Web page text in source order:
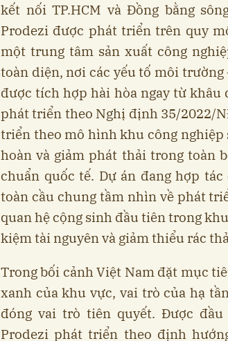
kết nối TP.HCM và Đồng bằng
Prodezi được phát triển trên quy
một trung tâm sản xuất công
toàn diện, nơi các yếu tố môi
được tích hợp hài hòa ngay từ khâu
phát triển theo Nghị định 35/2022/
triển theo mô hình khu công
hoàn và giảm phát thải trong toàn
chuẩn quốc tế. Dự án đang hợp
toàn cầu chung tầm nhìn về phát
quan hệ cộng sinh đầu tiên trong
kiệm tài nguyên và giảm thiểu rác
Trong bối cảnh Việt Nam đặt mục
xanh của khu vực, vai trò của hạ
đóng vai trò tiên quyết. Được
Prodezi phát triển theo định